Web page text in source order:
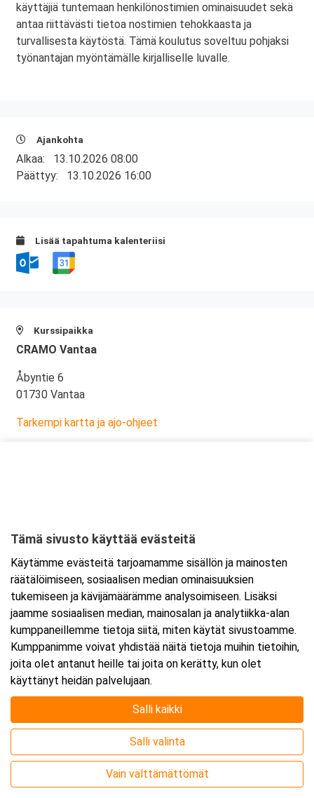
käyttäjiä tuntemaan henkilönostimien ominaisuudet sekä
antaa riittävästi tietoa nostimien tehokkaasta ja
turvallisesta käytöstä. Tämä koulutus soveltuu pohjaksi
työnantajan myöntämälle kirjalliselle luvalle.
Ajankohta
Alkaa: 13.10.2026 08:00
Päättyy: 13.10.2026 16:00
Lisää tapahtuma kalenteriisi
Kurssipaikka
CRAMO Vantaa
Åbyntie 6
01730 Vantaa
Tarkempi kartta ja ajo-ohjeet
Järjestäjä
Tämä sivusto käyttää evästeitä
Käytämme evästeitä tarjoamamme sisällön ja mainosten
räätälöimiseen, sosiaalisen median ominaisuuksien
tukemiseen ja kävijämäärämme analysoimiseen. Lisäksi
jaamme sosiaalisen median, mainosalan ja analytiikka-alan
kumppaneillemme tietoja siitä, miten käytät sivustoamme.
Kumppanimme voivat yhdistää näitä tietoja muihin tietoihin,
joita olet antanut heille tai joita on kerätty, kun olet
käyttänyt heidän palvelujaan.
Salli kaikki
Salli valinta
Vain välttämättömät